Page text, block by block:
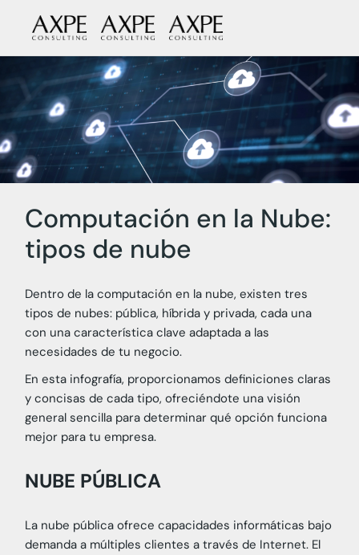
content
Computación en la Nube:
tipos de nube
Dentro de la computación en la nube, existen tres
tipos de nubes: pública, híbrida y privada, cada una
con una característica clave adaptada a las
necesidades de tu negocio.
En esta infografía, proporcionamos definiciones claras
y concisas de cada tipo, ofreciéndote una visión
general sencilla para determinar qué opción funciona
mejor para tu empresa.
NUBE PÚBLICA
La nube pública ofrece capacidades informáticas bajo
demanda a múltiples clientes a través de Internet. El